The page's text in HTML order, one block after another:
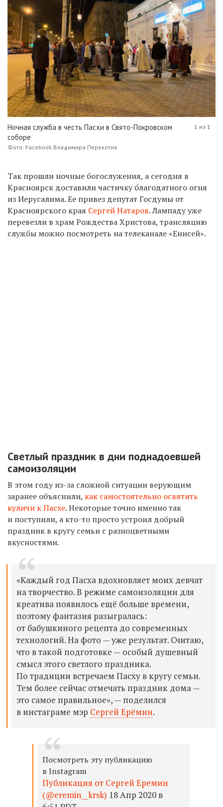
Ночная служба в честь Пасхи в Свято-Покровском
соборе
Фото: Facebook Владимира Перекотия
1 из 1
Так прошли ночные богослужения, а сегодня в
Красноярск доставили частичку благодатного огня
из Иерусалима. Ее привез депутат Госдумы от
Красноярского края Сергей Натаров.Лампаду уже
перевезли в храм Рождества Христова, трансляцию
службы можно посмотреть на телеканале «Енисей».
Светлый праздник в дни поднадоевшей
самоизоляции
В этом году из-за сложной ситуации верующим
заранее объяснили, как самостоятельно освятить
куличи к Пасхе. Некоторые точно именно так
и поступили, а кто-то просто устроил добрый
праздник в кругу семьи с разноцветными
вкусностями.
«Каждый год Пасха вдохновляет моих девчат
на творчество. В режиме самоизоляции для
креатива появилось ещё больше времени,
поэтому фантазия разыгралась:
от бабушкиного рецепта до современных
технологий. На фото — уже результат. Считаю,
что в такой подготовке — особый душевный
смысл этого светлого праздника.
По традиции встречаем Пасху в кругу семьи.
Тем более сейчас отмечать праздник дома —
это самое правильное», — поделился
в инстаграме мэр Сергей Ерёмин.
Посмотреть эту публикацию
в Instagram
Публикация от Сергей Еремин
(@eremin__krsk) 18 Апр 2020 в